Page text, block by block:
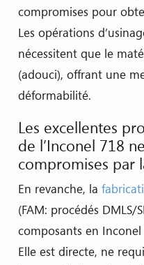
compromises pour
Les opérations
nécessitent que le
(adouci), offrant une
déformabilité.
Les excellentes
de l’Inconel 718
compromises par
En revanche, la
(FAM: procédés
composants en
Elle est directe, ne